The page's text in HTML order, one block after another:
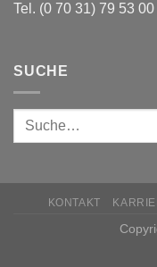
Tel. (0 70 31) 79 53 00
SUCHE
KONTAKT